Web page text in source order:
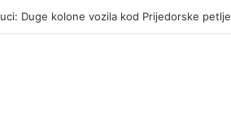
Duge kolone vozila kod Prijedorske petlje